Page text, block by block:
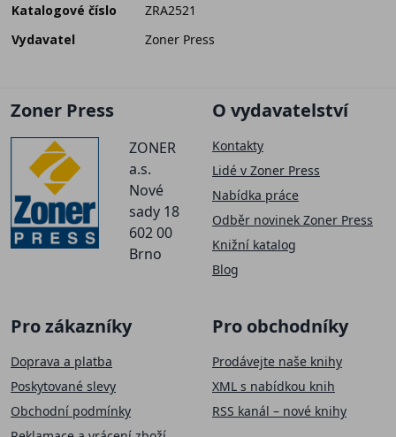
Katalogové číslo
ZRA2521
Vydavatel
Zoner Press
Zoner Press
ZONER
a.s.
Nové
sady 18
602 00
Brno
O vydavatelství
Kontakty
Lidé v Zoner Press
Nabídka práce
Odběr novinek Zoner Press
Knižní katalog
Blog
Pro zákazníky
Doprava a platba
Poskytované slevy
Obchodní podmínky
Pro obchodníky
Prodávejte naše knihy
XML s nabídkou knih
RSS kanál – nové knihy